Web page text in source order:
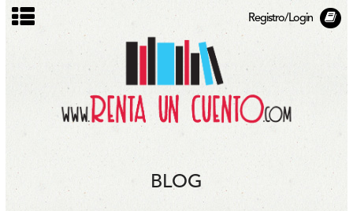
Registro/Login
BLOG